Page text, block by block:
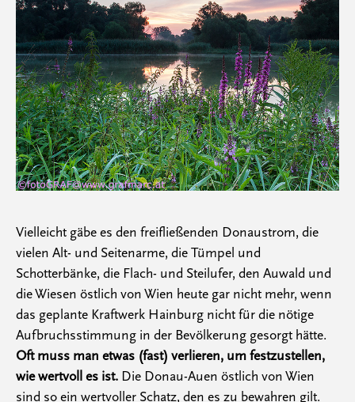
Vielleicht gäbe es den freifließenden Donaustrom, die
vielen Alt- und Seitenarme, die Tümpel und
Schotterbänke, die Flach- und Steilufer, den Auwald und
die Wiesen östlich von Wien heute gar nicht mehr, wenn
das geplante Kraftwerk Hainburg nicht für die nötige
Aufbruchsstimmung in der Bevölkerung gesorgt hätte.
Oft muss man etwas (fast) verlieren, um festzustellen,
wie wertvoll es ist. Die Donau-Auen östlich von Wien
sind so ein wertvoller Schatz, den es zu bewahren gilt.